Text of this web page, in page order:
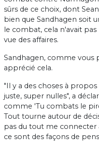
sûrs de ce choix, dont Sean
bien que Sandhagen soit
le combat, cela n'avait
vue des affaires.
Sandhagen, comme vous
apprécié cela.
"Il y a des choses à propos
juste, super nulles", a
comme 'Tu combats le
Tout tourne autour de
pas du tout me connecter
ce sont des façons de